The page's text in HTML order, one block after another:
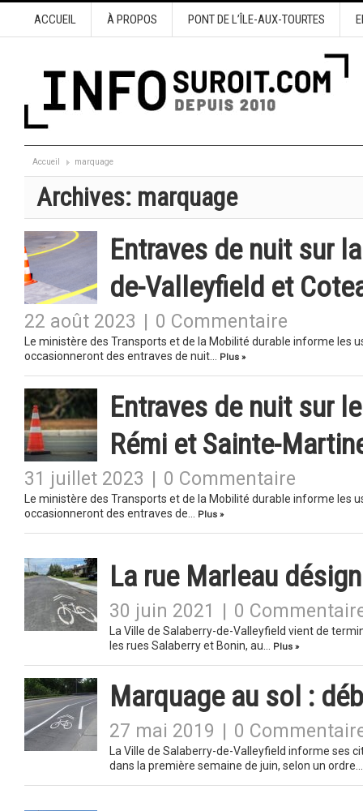
ACCUEIL À PROPOS PONT DE L’ÎLE-AUX-TOURTES
Accueil marquage
Archives: marquage
Entraves de nuit sur
de-Valleyfield et
22 août 2023 0 Commentaire
Le ministère des Transports et de la Mobilité durable informe les
occasionneront des entraves de nuit…
Plus »
Entraves de nuit sur
Rémi et Sainte-
31 juillet 2023 0 Commentaire
Le ministère des Transports et de la Mobilité durable informe les
occasionneront des entraves de…
Plus »
La rue Marleau
30 juin 2021 0
La Ville de Salaberry-de-Valleyfield vient de
les rues Salaberry et Bonin, au…
Plus »
Marquage au sol :
27 mai 2019 0
La Ville de Salaberry-de-Valleyfield informe ses
dans la première semaine de juin, selon un